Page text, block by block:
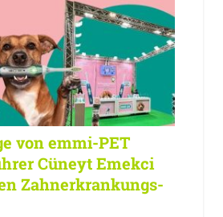
von emmi-PET
Cüneyt Emekci
Zahnerkrankungs-